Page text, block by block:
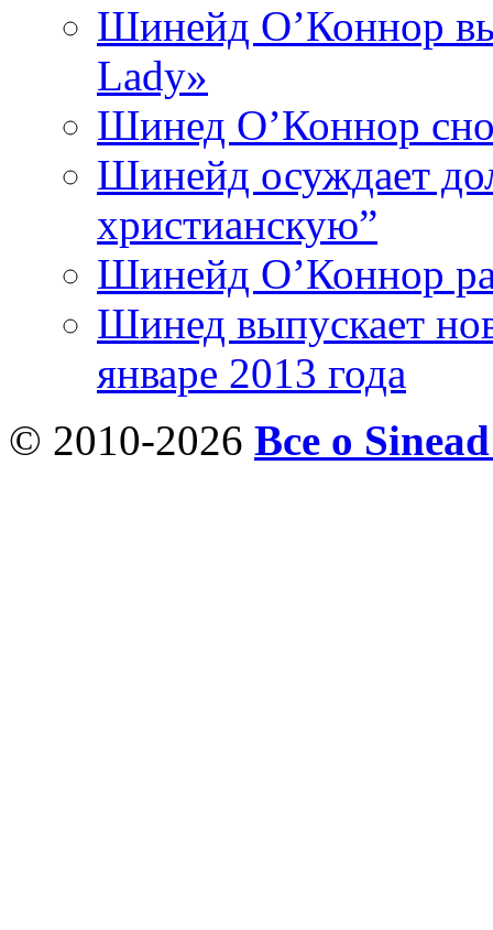
Шинейд О’Коннор
Lady»
Шинед О’Коннор
Шинейд осуждает
христианскую”
Шинейд О’Коннор
Шинед выпускает
январе 2013 года
© 2010-2026 Все о